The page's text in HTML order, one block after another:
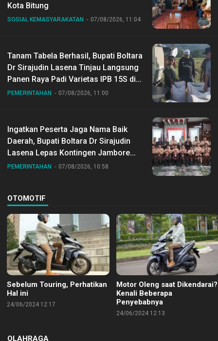
Kota Bitung
SOSIAL KEMASYARAKATAN 07/08/2026, 11:04
Tanam Tabela Berhasil, Bupati Boltara
Dr Sirajudin Lasena Tinjau Langsung
Panen Raya Padi Varietas IPB 15S di
Desa Gihang
PEMERINTAHAN 07/08/2026, 11:00
Ingatkan Peserta Jaga Nama Baik
Daerah, Bupati Boltara Dr Sirajudin
Lasena Lepas Kontingen Jambore
Nasional ke XII di Buperta Cibubur
PEMERINTAHAN 07/08/2026, 10:58
OTOMOTIF
Sebelum Touring, Perhatikan
Hal ini
24/06/2024 12:17
Motor Oleng saat Dikendarai?
Kenali Beberapa
Penyebabnya
24/06/2024 12:13
OLAHRAGA